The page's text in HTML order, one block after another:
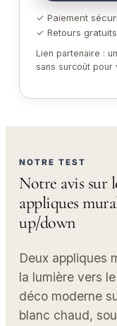
✓ Paiement
✓ Retours gratuits
Lien partenaire :
sans surcoût pour
NOTRE TEST
Notre avis sur
appliques
up/down
Deux appliques
la lumière vers
déco moderne
blanc chaud,